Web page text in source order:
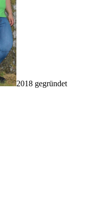
2018 gegründet